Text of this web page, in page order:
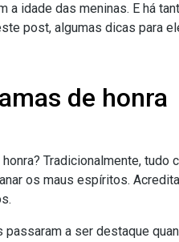
a idade das meninas. E há
post, algumas dicas para
de honra
Tradicionalmente, tudo
os maus espíritos.
passaram a ser destaque